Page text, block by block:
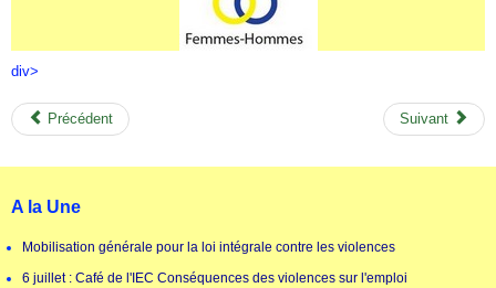
div>
Précédent Suivant
A la Une
Mobilisation générale pour la loi intégrale contre les violences
6 juillet : Café de l'IEC Conséquences des violences sur l'emploi